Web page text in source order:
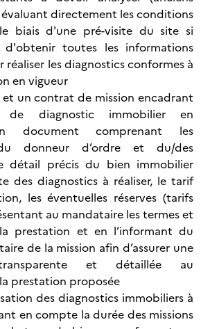
directement les conditions
biais d'une pré-visite du site si
d'obtenir toutes les informations
réaliser les diagnostics conformes à
en vigueur
un contrat de mission encadrant
de diagnostic immobilier en
document comprenant les
donneur d’ordre et du/des
détail précis du bien immobilier
des diagnostics à réaliser, le tarif
les éventuelles réserves (tarifs
au mandataire les termes et
prestation et en l’informant du
de la mission afin d’assurer une
et détaillée au
prestation proposée
des diagnostics immobiliers à
en compte la durée des missions